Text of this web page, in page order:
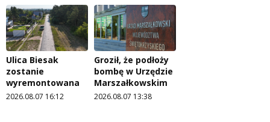
Ulica Biesak
zostanie
wyremontowana
2026.08.07 16:12
Groził, że podłoży
bombę w Urzędzie
Marszałkowskim
2026.08.07 13:38